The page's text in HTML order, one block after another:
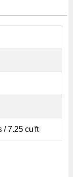
/ 7.25 cu'ft